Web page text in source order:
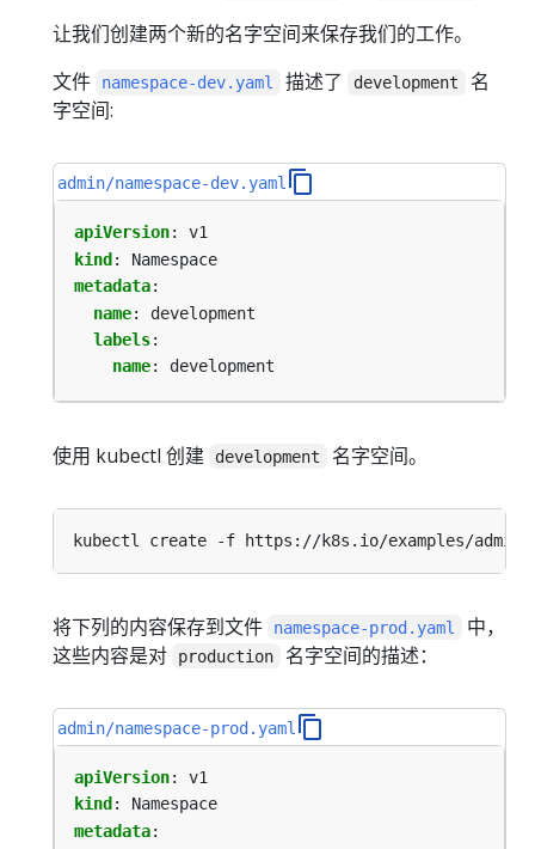
让我们创建两个新的名字空间来保存我们的工作。
文件
namespace-dev.yaml 描述了 development
名
字空间:
admin/namespace-dev.yaml
apiVersion:
v1
kind :
Namespace
metadata:
name:
development
labels:
name: development
使用 kubectl 创建 development 名字空间。
将下列的内容保存到文件 namespace-prod.yaml
中，
这些内容是对
production 名字空间的描述：
admin/namespace-prod.yaml
apiVersion:
v1
kind :
Namespace
metadata: